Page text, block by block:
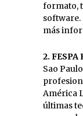
formato,
software.
más
2. FESPA
Sao
América
últimas